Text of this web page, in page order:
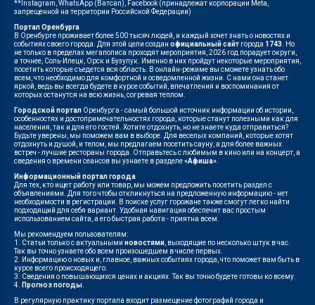
**Instagram, WhatsApp (Ватсап), Facebook (принадлежат корпорации Meta,
запрещенной на территории Российской Федерации)
Портал Оренбурга
В Оренбурге проживает более 500 тысяч людей, и каждый хочет знать о новостях и
событиях своего города. Для этой цели создан официальный сайт города 1743 . Но
не только в пределах мегаполиса проходят мероприятия, 2026 год порадует округи,
а точнее, Соль-Илецк, Орск и Бузулук. Именно в них пройдут некоторые мероприятия,
посетить которые съедется вся область. В онлайн-режиме вы сможете узнать обо
всем, что необходимо для комфортной и осведомленной жизни. С нами она станет
яркой, ведь вы всегда будете в курсе событий, впечатления и воспоминания от
которых останутся на всю жизнь, согревая теплом.
Городской портал Оренбурга - самый большой источник информации об истории,
особенностях и достопримечательностях города, которые станут полезными как для
населения, так и для его гостей. Хотите отдохнуть, но не знаете куда отправиться?
Будьте уверены, мы поможем вам в выборе. Для веселых компаний, которые хотят
отдохнуть и душой, и телом, мы предлагаем посетить сауну, а для более важных
встреч - лучшие рестораны города. Отправьтесь с любимым в кино или на концерт, а
сведения о времени сеансов вы узнаете в разделе«Афиша»
Информационный портал города
Для тех, кто ищет работу или товар, мы можем предложить посетить раздел с
объявлениями. Для того чтобы откликнуться на предложенную информацию - нет
необходимости в регистрации. В поиске услуг горожане также смогут легко найти
подходящий для себя вариант. Удобная навигация обеспечит вас простым
использованием сайта, а его быстрая работа - приятна всем.
Мы рекомендуем пользователям:
1. Статьи только с актуальными новостями , выходящие по несколько штук в час.
Так вы точно узнаете обо всем произошедшем в числе первых.
2. Информацию о новых и, главное, важных событиях города, что поможет вам быть в
курсе всего происходящего.
3. Сведения о повышающихся ценах и акциях. Так вы точно будете готовы ко всему.
4.
Прогноз погоды
В регулярную практику портала входит размещение фотографий города и